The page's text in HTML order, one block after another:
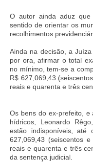
O autor ainda aduz
sentido de orientar os
recolhimentos
Ainda na decisão, a
por ora, afirmar o total
no mínimo, tem-se a
R$ 627,069,43
reais e quarenta e três
Os bens do ex-prefeito, e
hídricos, Leonardo
estão indisponíveis, até
627,069,43 (seiscentos
reais e quarenta e três
da sentença judicial.